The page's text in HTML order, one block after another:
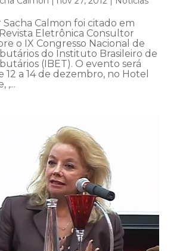
Sacha Calmon foi citado em
Eletrônica Consultor
o IX Congresso Nacional de
do Instituto Brasileiro de
(IBET). O evento será
12 a 14 de dezembro, no Hotel
,...